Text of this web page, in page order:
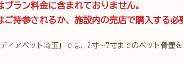
ラン料金に含まれておりません。
持参されるか、施設内の売店で購入する必
ィアペット埼玉」では、2寸～7寸までのペット骨壷を